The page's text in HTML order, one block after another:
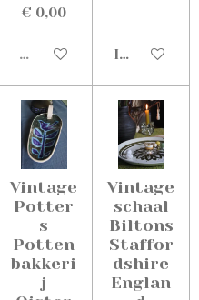
€ 0,00
Uitverkocht In
Vintage
Potter
s
Potten
bakkeri
j
Vintage
schaal
Biltons
Staffor
dshire
Englan